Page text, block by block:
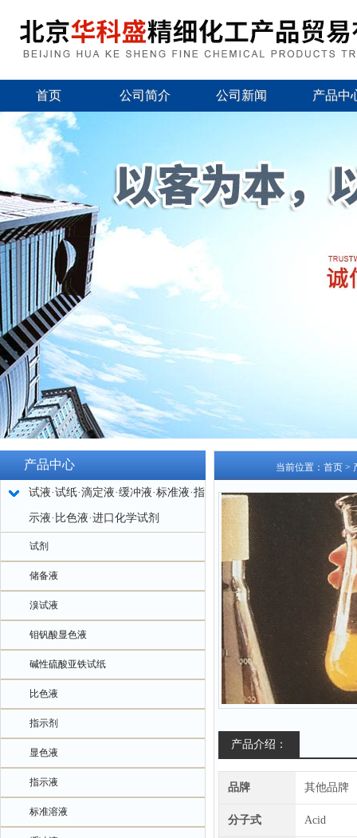
首页 公司简介 公司新闻 产品中
产品中心
试液·试纸·滴定液·缓冲液·标准液·指
示液·比色液·进口化学试剂
试剂
储备液
溴试液
钼钒酸显色液
碱性硫酸亚铁试纸
比色液
指示剂
显色液
指示液
标准溶液
当前位置： 首页 >
产品介绍：
品牌 其他品牌
分子式 Acid